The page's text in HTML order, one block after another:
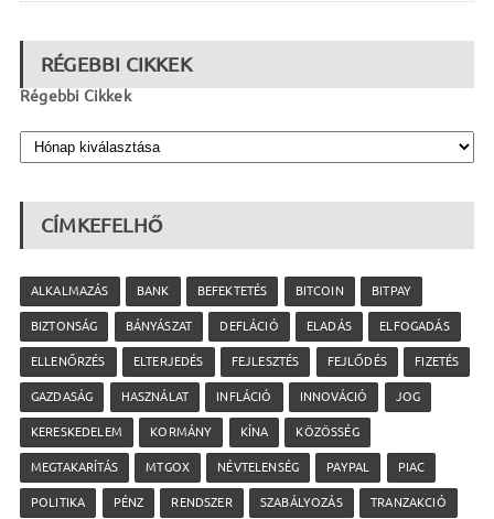
RÉGEBBI CIKKEK
Régebbi Cikkek
CÍMKEFELHŐ
ALKALMAZÁS BANK BEFEKTETÉS BITCOIN BITPAY
BIZTONSÁG BÁNYÁSZAT DEFLÁCIÓ ELADÁS ELFOGADÁS
ELLENŐRZÉS ELTERJEDÉS FEJLESZTÉS FEJLŐDÉS FIZETÉS
GAZDASÁG HASZNÁLAT INFLÁCIÓ INNOVÁCIÓ JOG
KERESKEDELEM KORMÁNY KÍNA KÖZÖSSÉG
MEGTAKARÍTÁS MTGOX NÉVTELENSÉG PAYPAL PIAC
POLITIKA PÉNZ RENDSZER SZABÁLYOZÁS TRANZAKCIÓ